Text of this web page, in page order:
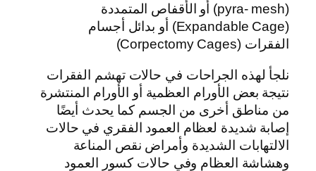
(pyra- mesh) أو الأقفاص المتمددة
(Expandable Cage) أو بدائل أجسام
الفقرات (Corpectomy Cages)
نلجأ لهذه الجراحات في حالات تهشم الفقرات
نتيجة بعض الأورام العظمية أو الأورام المنتشرة
من مناطق أخرى من الجسم كما يحدث أيضًا
إصابة شديدة لعظام العمود الفقري في حالات
الالتهابات الشديدة وأمراض نقص المناعة
وهشاشة العظام وفي حالات كسور العمود